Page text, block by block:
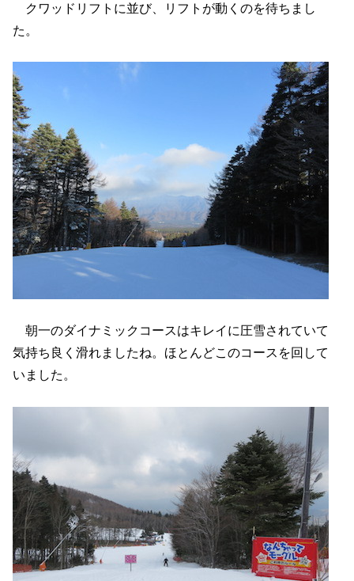
クワッドリフトに並び、リフトが動くのを待ちまし
た。
朝一のダイナミックコースはキレイに圧雪されていて
気持ち良く滑れましたね。ほとんどこのコースを回して
いました。